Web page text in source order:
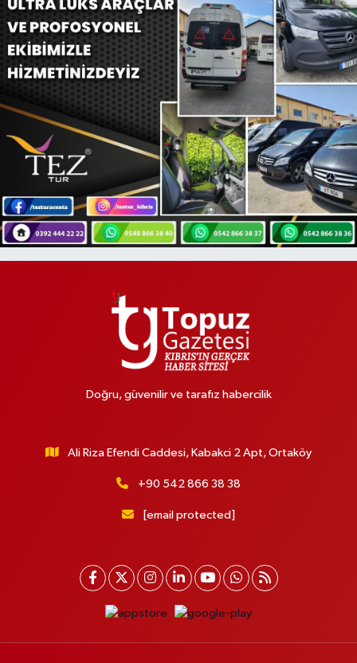
Doğru, güvenilir ve tarafız habercilik
Ali Riza Efendi Caddesi, Kabakci 2 Apt, Ortaköy
+90 542 866 38 38
[email protected]